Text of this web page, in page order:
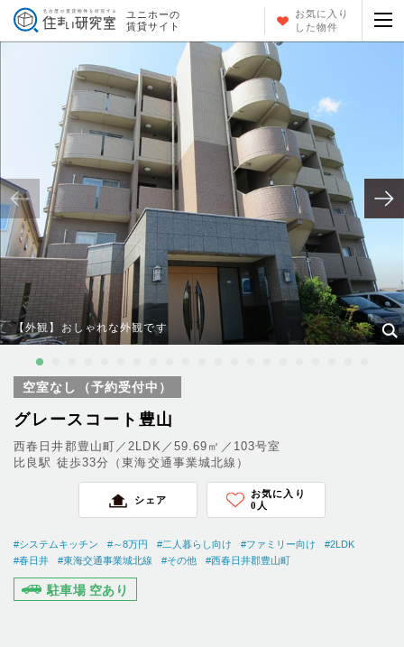
ユニホーの
賃貸サイト
お気に入り
した物件
【外観】おしゃれな外観です
空室なし（予約受付中）
グレースコート豊山
西春日井郡豊山町／2LDK／59.69㎡／103号室
比良駅 徒歩33分（東海交通事業城北線）
シェア
お気に入り
0 人
#システムキッチン #～8万円 #二人暮らし向け #ファミリー向け
#2LDK
#春日井
#東海交通事業城北線 #その他 #西春日井郡豊山町
駐車場 空あり